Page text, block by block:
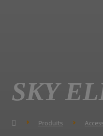
SKY
Produits